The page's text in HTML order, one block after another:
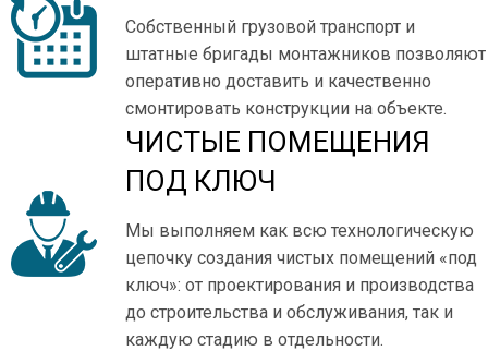
Собственный грузовой транспорт и
штатные бригады монтажников позволяют
оперативно доставить и качественно
смонтировать конструкции на объекте.
ЧИСТЫЕ ПОМЕЩЕНИЯ
ПОД КЛЮЧ
Мы выполняем как всю технологическую
цепочку создания чистых помещений «под
ключ»: от проектирования и производства
до строительства и обслуживания, так и
каждую стадию в отдельности.